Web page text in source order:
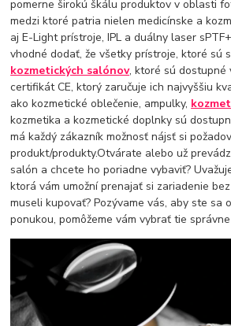
pomerne širokú škálu produktov v oblasti
medzi ktoré patria nielen medicínske a
aj E-Light prístroje, IPL a duálny laser
vhodné dodať, že všetky prístroje, ktoré sú
kozmetických salónov, ktoré sú dostupné
certifikát CE, ktorý zaručuje ich najvyššiu
ako kozmetické oblečenie, ampulky,
kozmetika a kozmetické doplnky sú
má každý zákazník možnosť nájsť si
produkt/produkty.Otvárate alebo už
salón a chcete ho poriadne vybaviť?
ktorá vám umožní prenajať si zariadenie
museli kupovať? Pozývame vás, aby ste sa
ponukou, pomôžeme vám vybrať tie